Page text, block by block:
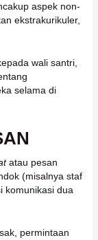
aspek non-
ekstrakurikuler,
wali santri,
selama di
atau pesan
(misalnya staf
komunikasi dua
permintaan